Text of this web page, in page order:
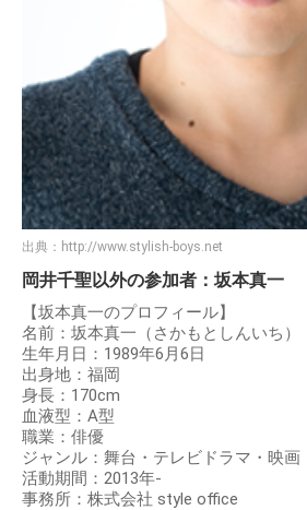
出典： http://www.stylish-boys.net
岡井千聖以外の参加者：坂本真一
【坂本真一のプロフィール】
名前：坂本真一（さかもとしんいち）
生年月日：1989年6月6日
出身地：福岡
身長：170cm
血液型：A型
職業：俳優
ジャンル：舞台・テレビドラマ・映画
活動期間：2013年-
事務所：株式会社 style office